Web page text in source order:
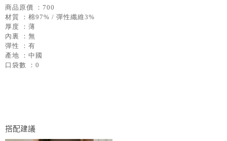
商品原價 ：700
材質 ：棉97% / 彈性纖維3%
厚度 ：薄
內裏 ：無
彈性 ：有
產地 ：中國
口袋數 ：0
搭配建議